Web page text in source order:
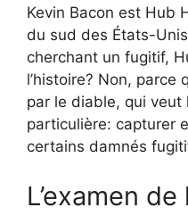
Kevin Bacon est Hub
du sud des États-
cherchant un fugitif,
l’histoire? Non, parce
par le diable, qui veut
particulière: capturer
certains damnés
L’examen de